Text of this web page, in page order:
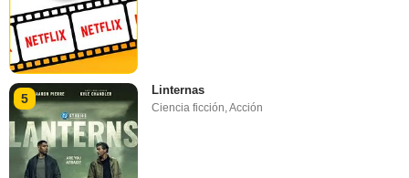
5
Linternas
Ciencia ficción ,Acción